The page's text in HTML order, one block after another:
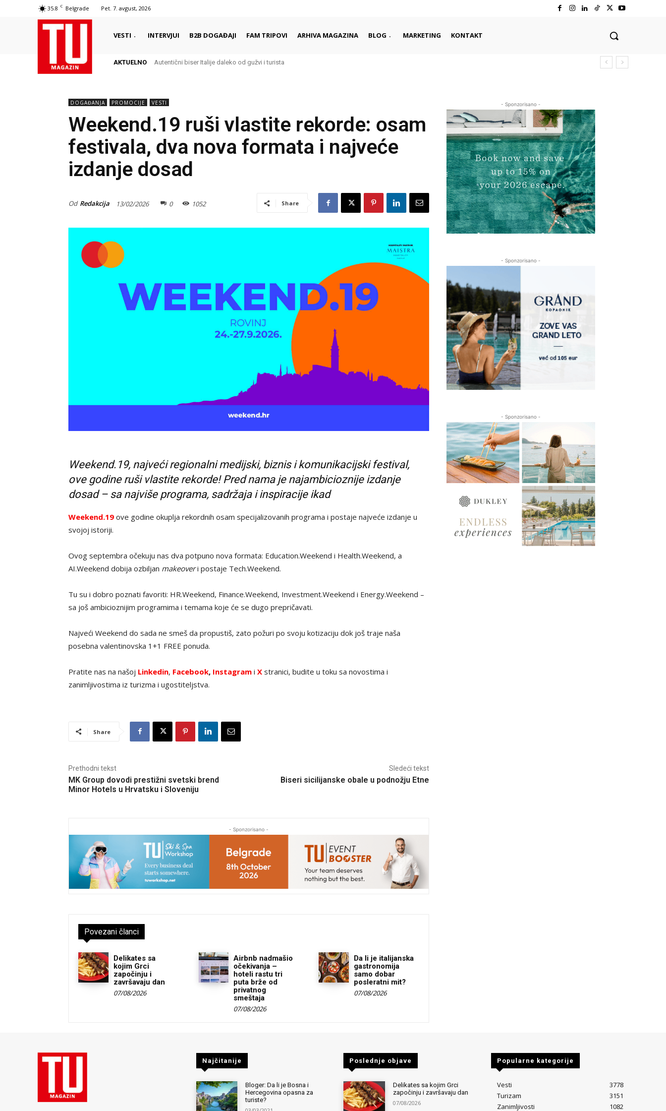
35.8 C Belgrade Pet. 7. avgust, 2026
VESTI INTERVJUI B2B DOGAĐAJI FAM TRIPOVI ARHIVA MAGAZINA BLOG MARKETING KONTAKT
AKTUELNO Autentični biser Italije daleko od gužvi i turista
DOGAĐANJA PROMOCIJE VESTI
Weekend.19 ruši vlastite rekorde: osam
festivala, dva nova formata i najveće
izdanje dosad
Od Redakcija 13/02/2026 0 1052 Share
Weekend.19, najveći regionalni medijski, biznis i komunikacijski festival,
ove godine ruši vlastite rekorde! Pred nama je najambicioznije izdanje
dosad – sa najviše programa, sadržaja i inspiracije ikad
Weekend.19 ove godine okuplja rekordnih osam specijalizovanih programa i postaje najveće izdanje u
svojoj istoriji.
Ovog septembra očekuju nas dva potpuno nova formata: Education.Weekend i Health.Weekend, a
AI.Weekend dobija ozbiljan makeoveri postaje Tech.Weekend.
Tu su i dobro poznati favoriti: HR.Weekend, Finance.Weekend, Investment.Weekend i Energy.Weekend –
sa još ambicioznijim programima i temama koje će se dugo prepričavati.
Najveći Weekend do sada ne smeš da propustiš, zato požuri po svoju kotizaciju dok još traje naša
posebna valentinovska 1+1 FREE ponuda.
Pratite nas na našoj Linkedin, Facebook, Instagram i X stranici, budite u toku sa novostima i
zanimljivostima iz turizma i ugostiteljstva.
Share
Prethodni tekst
MK Group dovodi prestižni svetski brend
Minor Hotels u Hrvatsku i Sloveniju
Sledeći tekst
Biseri sicilijanske obale u podnožju Etne
- Sponzorisano -
Povezani članci
Delikates sa
kojim Grci
započinju i
završavaju dan
07/08/2026
Airbnb nadmašio
očekivanja –
hoteli rastu tri
puta brže od
privatnog
smeštaja
07/08/2026
Da li je italijanska
gastronomija
samo dobar
posleratni mit?
07/08/2026
- Sponzorisano -
- Sponzorisano -
- Sponzorisano -
Najčitanije
Bloger: Da li je Bosna i
Hercegovina opasna za
turiste?
Poslednje objave
Delikates sa kojim Grci
započinju i završavaju dan
07/08/2026
Popularne kategorije
Vesti
3778
Turizam
3151
Zanimljivosti
1082